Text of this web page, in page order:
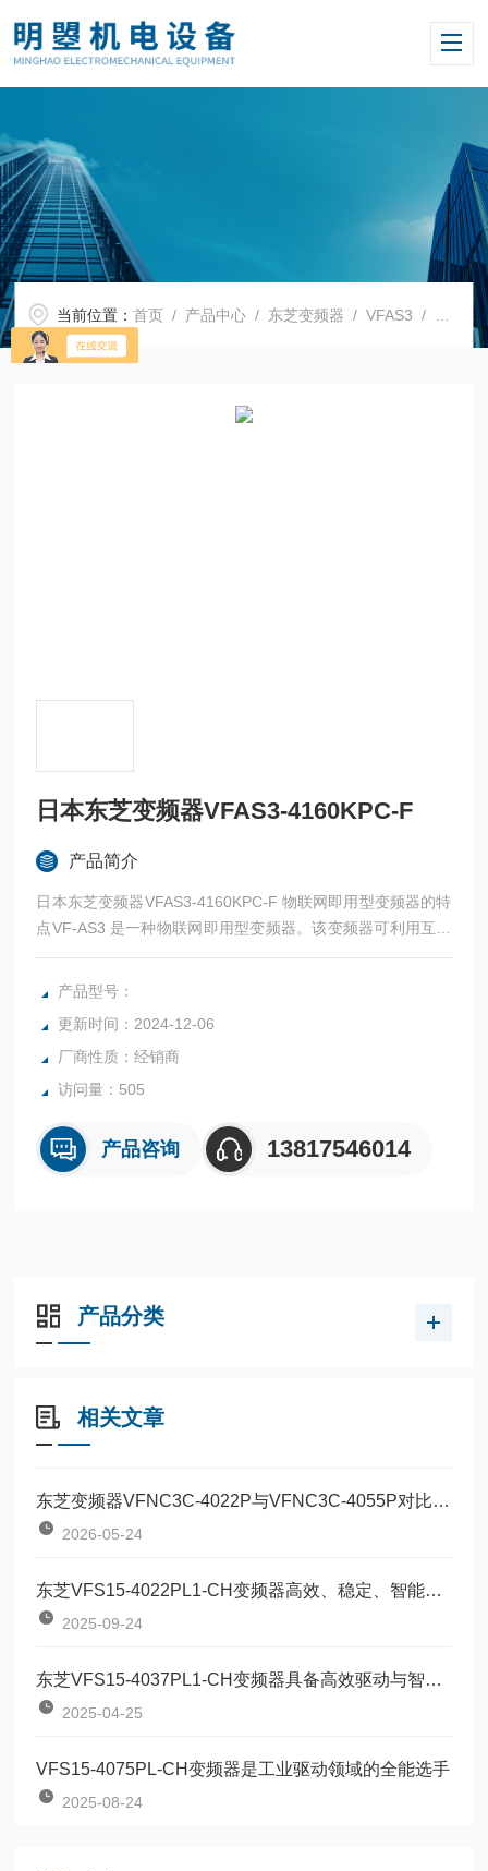
当前位置：首页 / 产品中心 / 东芝变频器 /VFAS3 / 日本东芝变频器VFAS3-4160KPC-F
日本东芝变频器VFAS3-4160KPC-F
产品简介
日本东芝变频器VFAS3-4160KPC-F 物联网即用型变频器的特
点VF-AS3 是一种物联网即用型变频器。该变频器可利用互联
网为用户提供各种解决方案。
产品型号：
更新时间：2024-12-06
厂商性质：经销商
访问量：505
产品咨询 13817546014
产品分类
相关文章
东芝变频器VFNC3C-4022P与VFNC3C-4055P对比：两款定位器该如何按需选型？
2026-05-24
东芝VFS15-4022PL1-CH变频器高效、稳定、智能的工业动力核心
2025-09-24
东芝VFS15-4037PL1-CH变频器具备高效驱动与智能控制
2025-04-25
VFS15-4075PL-CH变频器是工业驱动领域的全能选手
2025-08-24